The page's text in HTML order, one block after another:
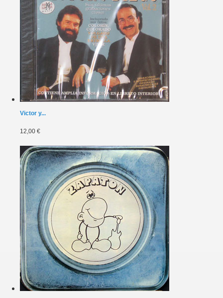
Victor y...
12,00 €